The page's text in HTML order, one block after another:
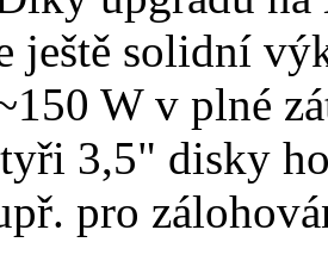
ještě solidní
W v plné
3,5" disky
pro